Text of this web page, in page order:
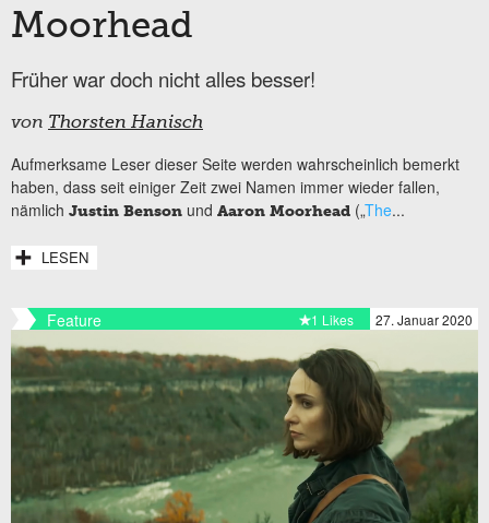
Moorhead
Früher war doch nicht alles besser!
von Thorsten Hanisch
Aufmerksame Leser dieser Seite werden wahrscheinlich bemerkt
haben, dass seit einiger Zeit zwei Namen immer wieder fallen,
nämlich Justin Benson und Aaron Moorhead („The...
LESEN
Feature 27. Januar 2020
1 Likes